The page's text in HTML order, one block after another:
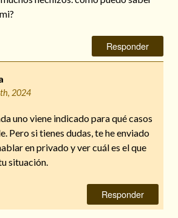
Responder
2024
uno viene indicado para qué casos
Pero si tienes dudas, te he enviado
en privado y ver cuál es el que
situación.
Responder